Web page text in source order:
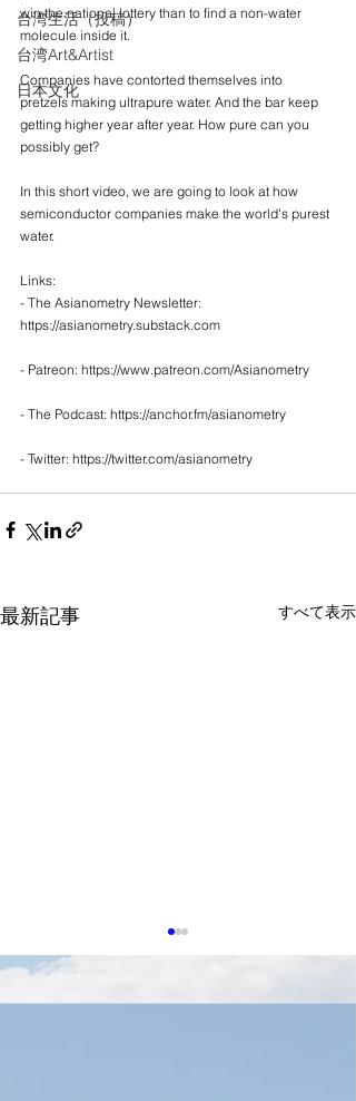
台湾生活（投稿）
台湾Art&Artist
日本文化
win the national lottery than to find a non-water
molecule inside it.
Companies have contorted themselves into
pretzels making ultrapure water. And the bar keep
getting higher year after year. How pure can you
possibly get?
In this short video, we are going to look at how
semiconductor companies make the world's purest
water.
Links:
- The Asianometry Newsletter:
https://asianometry.substack.com
- Patreon: https://www.patreon.com/Asianometry
- The Podcast: https://anchor.fm/asianometry
- Twitter: https://twitter.com/asianometry
最新記事 すべて表示
緯創Wistron